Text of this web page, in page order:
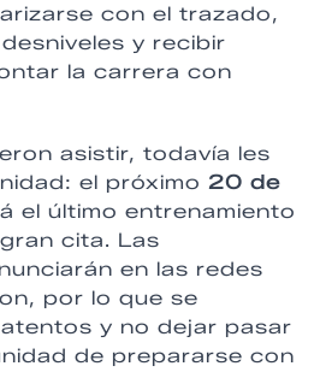
con el trazado,
y recibir
la carrera con
asistir, todavía les
el próximo 20 de
el último entrenamiento
cita. Las
en las redes
por lo que se
y no dejar pasar
de prepararse con